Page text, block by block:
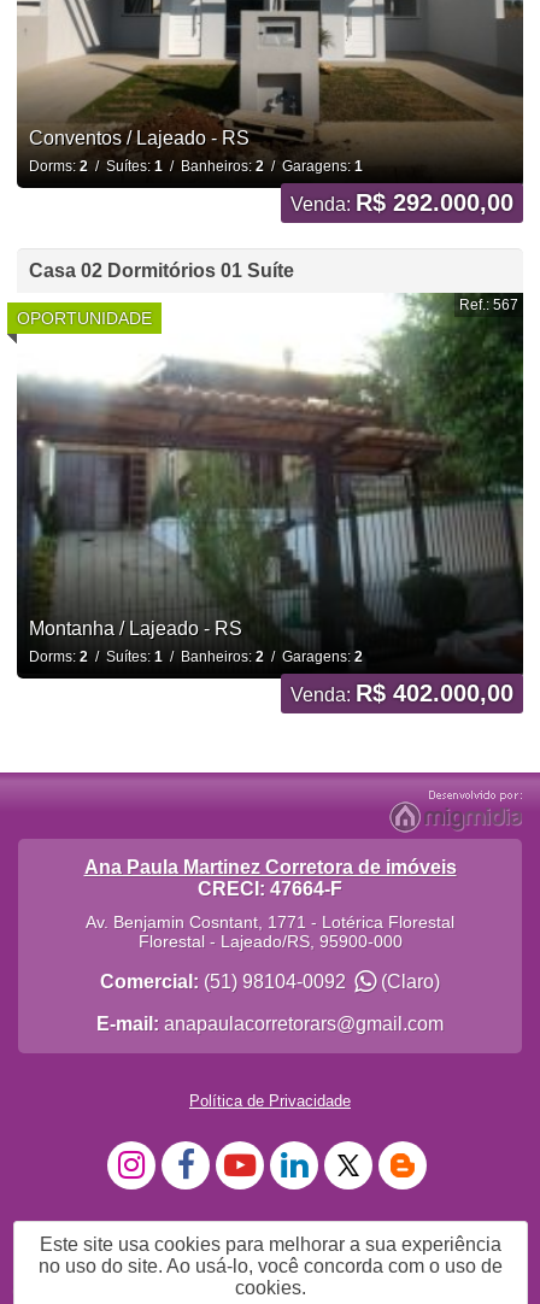
Conventos / Lajeado - RS
Dorms: 2/ Suítes: 1/ Banheiros: 2/ Garagens:1
Venda: R$ 292.000,00
Casa 02 Dormitórios 01 Suíte
OPORTUNIDADE
Ref.: 567
Montanha / Lajeado - RS
Dorms: 2/ Suítes: 1 / Banheiros: 2/ Garagens: 2
Venda: R$ 402.000,00
Me Chame no WhatsApp 51 981040092
Ana Paula Martinez Corretora de imóveis
CRECI: 47664-F
Av. Benjamin Cosntant, 1771 - Lotérica Florestal
Florestal- Lajeado/RS, 95900-000
Comercial: (51) 98104-0092 (Claro)
E-mail: anapaulacorretorars@gmail.com
Política de Privacidade
Este site usa cookies para melhorar a sua experiência
no uso do site. Ao usá-lo, você concorda com o uso de
cookies.